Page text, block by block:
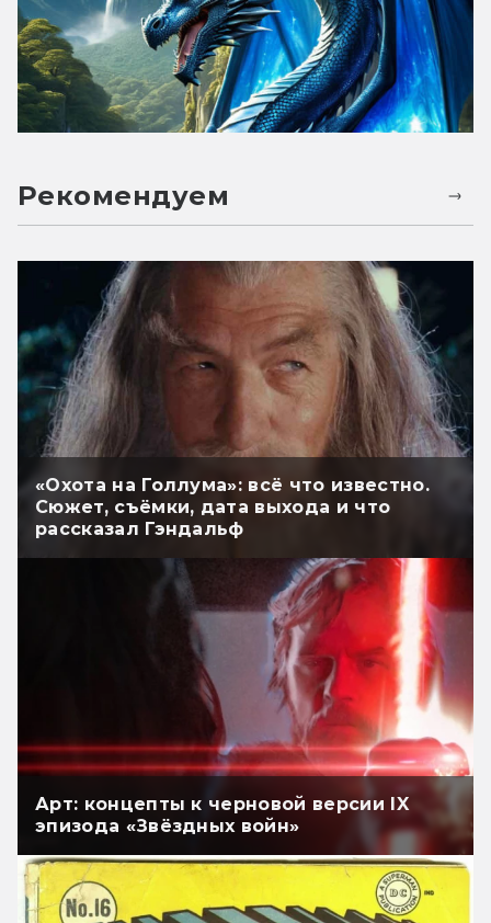
Рекомендуем
«Охота на Голлума»: всё что известно.
Сюжет, съёмки, дата выхода и что
рассказал Гэндальф
Арт: концепты к черновой версии IX
эпизода «Звёздных войн»